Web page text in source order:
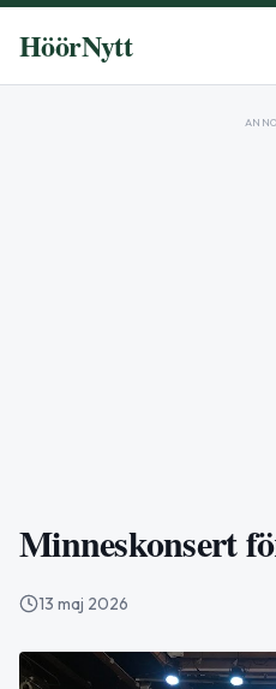
HöörNytt
Minneskonsert
13 maj 2026